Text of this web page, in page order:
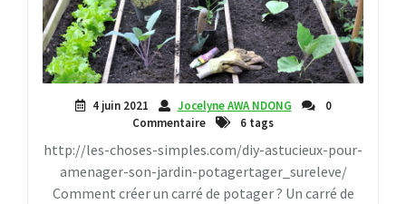
4 juin 2021 Jocelyne AWA NDONG
0
Commentaire
6 tags
http://les-choses-simples.com/diy-astucieux-pour-
amenager-son-jardin-potagertager_sureleve/
Comment créer un carré de potager ? Un carré de